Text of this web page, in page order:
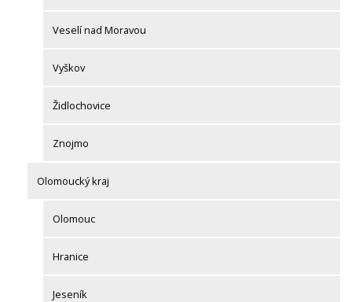
Veselí nad Moravou
Vyškov
Židlochovice
Znojmo
Olomoucký kraj
Olomouc
Hranice
Jeseník